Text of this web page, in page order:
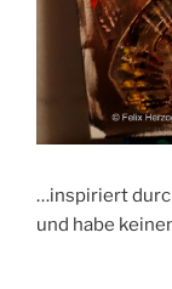
…inspiriert
und habe